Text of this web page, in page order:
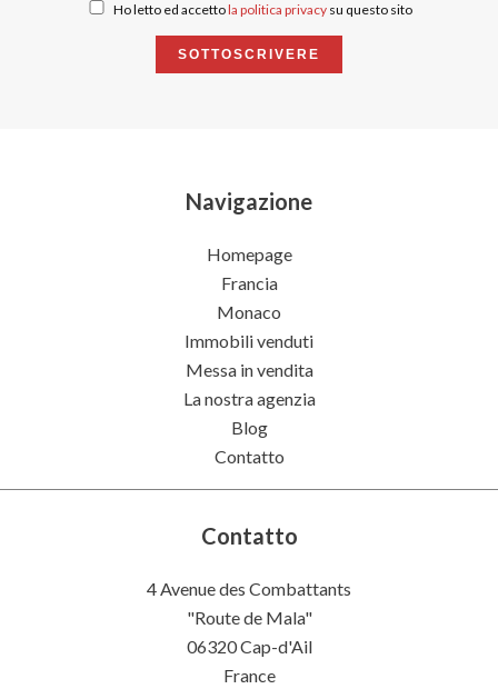
Ho letto ed accettola politica privacysu questo sito
SOTTOSCRIVERE
Navigazione
Homepage
Francia
Monaco
Immobili venduti
Messa in vendita
La nostra agenzia
Blog
Contatto
Contatto
4 Avenue des Combattants
"Route de Mala"
06320Cap-d'Ail
France